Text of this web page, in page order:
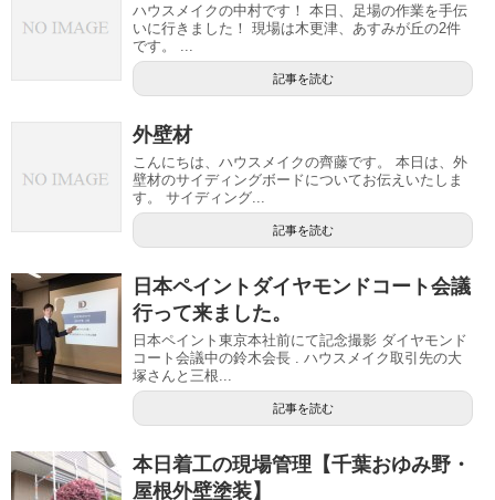
ハウスメイクの中村です！ 本日、足場の作業を手伝
いに行きました！ 現場は木更津、あすみが丘の2件
です。 ...
記事を読む
外壁材
こんにちは、ハウスメイクの齊藤です。 本日は、外
壁材のサイディングボードについてお伝えいたしま
す。 サイディング...
記事を読む
日本ペイントダイヤモンドコート会議
行って来ました。
日本ペイント東京本社前にて記念撮影 ダイヤモンド
コート会議中の鈴木会長 . ハウスメイク取引先の大
塚さんと三根...
記事を読む
本日着工の現場管理【千葉おゆみ野・
屋根外壁塗装】